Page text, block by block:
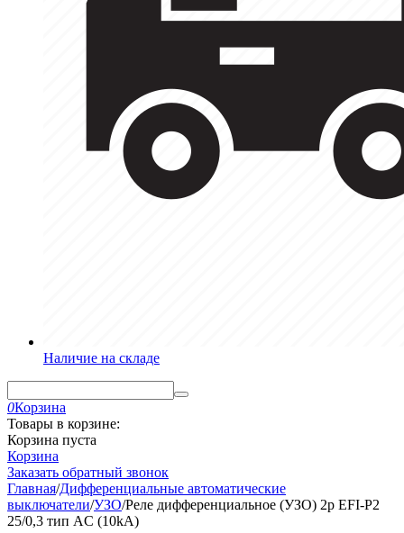
Наличие на складе
0Корзина
Товары в корзине:
Корзина пуста
Корзина
Заказать обратный звонок
Главная/Дифференциальные автоматические
выключатели/УЗО/Реле дифференциальное (УЗО) 2р EFI-P2
25/0,3 тип AC (10kA)